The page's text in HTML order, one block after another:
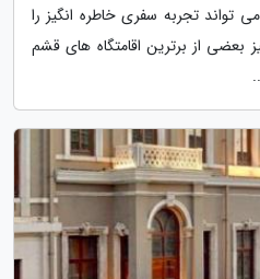
تواند تجربه سفری خاطره انگیز را
بعضی از برترین اقامتگاه های قشم